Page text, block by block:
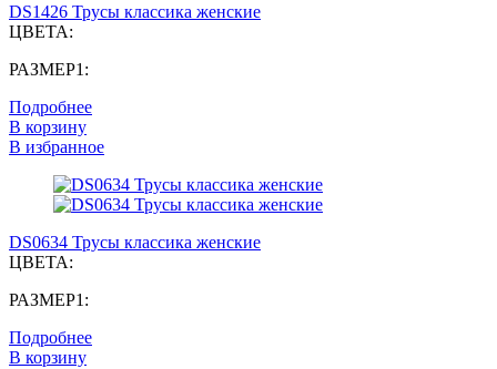
DS1426 Трусы классика женские
ЦВЕТА:
РАЗМЕР1:
Подробнее
В корзину
В избранное
DS0634 Трусы классика женские
ЦВЕТА:
РАЗМЕР1:
Подробнее
В корзину